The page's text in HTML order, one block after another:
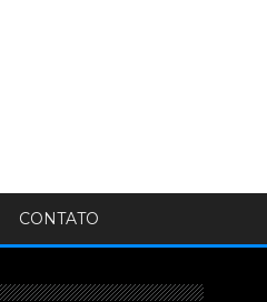
CONTATO